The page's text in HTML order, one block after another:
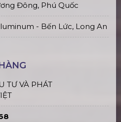
Đông, Phú Quốc
- Bến Lức, Long An
TƯ VÀ PHÁT